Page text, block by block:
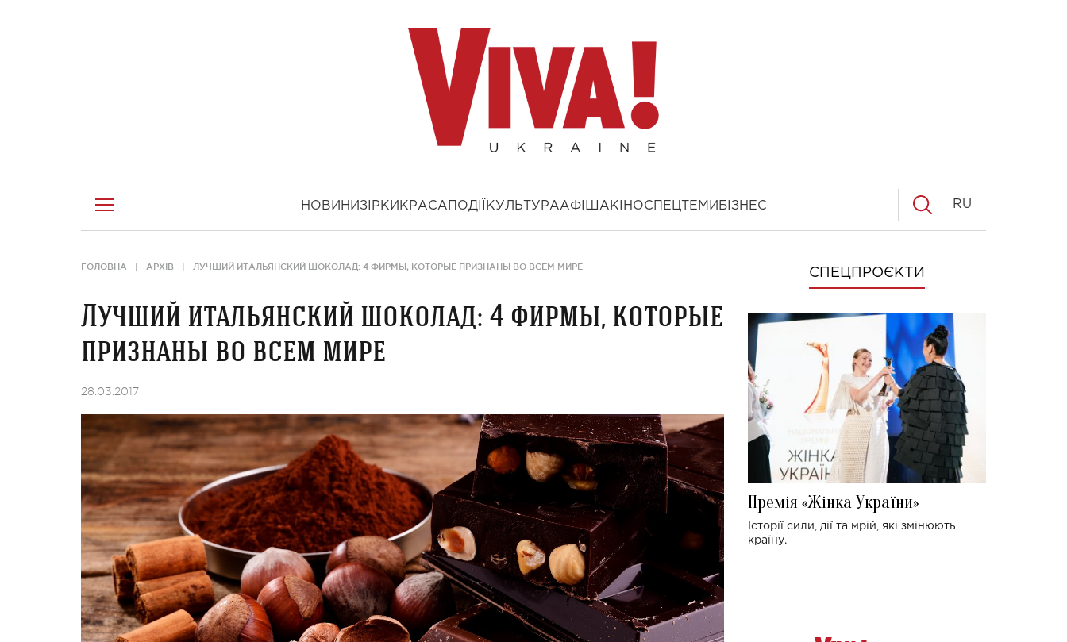
НОВИНИ ЗІРКИ КРАСА ПОДІЇ КУЛЬТУРААФІША КІНОСПЕЦТЕМИ БІЗНЕС RU
ГОЛОВНА АРХІВ ЛУЧШИЙ ИТАЛЬЯНСКИЙ ШОКОЛАД: 4 ФИРМЫ, КОТОРЫЕ ПРИЗНАНЫ ВО ВСЕМ МИРЕ
Лучший итальянский шоколад: 4 фирмы, которые
признаны во всем мире
28.03.2017
СПЕЦПРОЄКТИ
Премія «Жінка України»
Історії сили, дії та мрій, які змінюють
країну.